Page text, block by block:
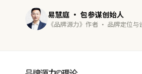
易慧庭 · 包参谋创始人
《品牌源力》作者 · 品牌定位与